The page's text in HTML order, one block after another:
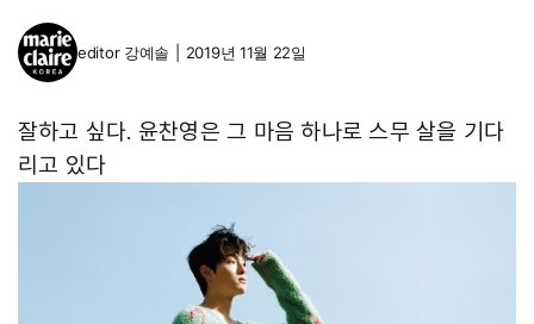
editor 강예솔 2019년 11월 22일
잘하고 싶다. 윤찬영은 그 마음 하나로 스무 살을 기다
리고 있다